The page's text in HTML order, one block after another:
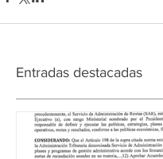
Entradas destacadas